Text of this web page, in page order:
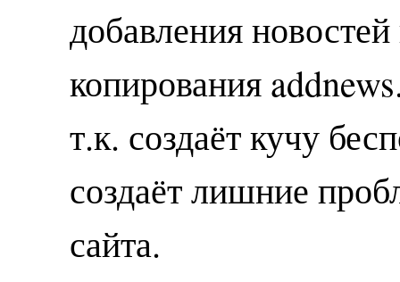
добавления
копирования
т.к. создаёт кучу
создаёт лишние
сайта.